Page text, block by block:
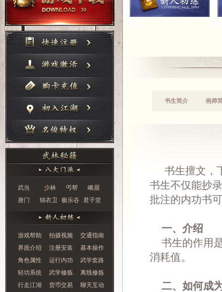
武当 少林 丐帮
峨眉
唐门
锦衣卫 极乐谷 君子堂
游戏帮助 拍摄视频
交通指南
界面介绍
注册安装
基本操作
角色属性
运行内功
武学套路
轻功系统
武学修炼
离线修炼
行走江湖
货币交易
聊天互动
书生简介 画师
书生擅文，
书生不仅能抄
批注的内功书
一、介绍
书生的作用
消耗值。
二、如何成